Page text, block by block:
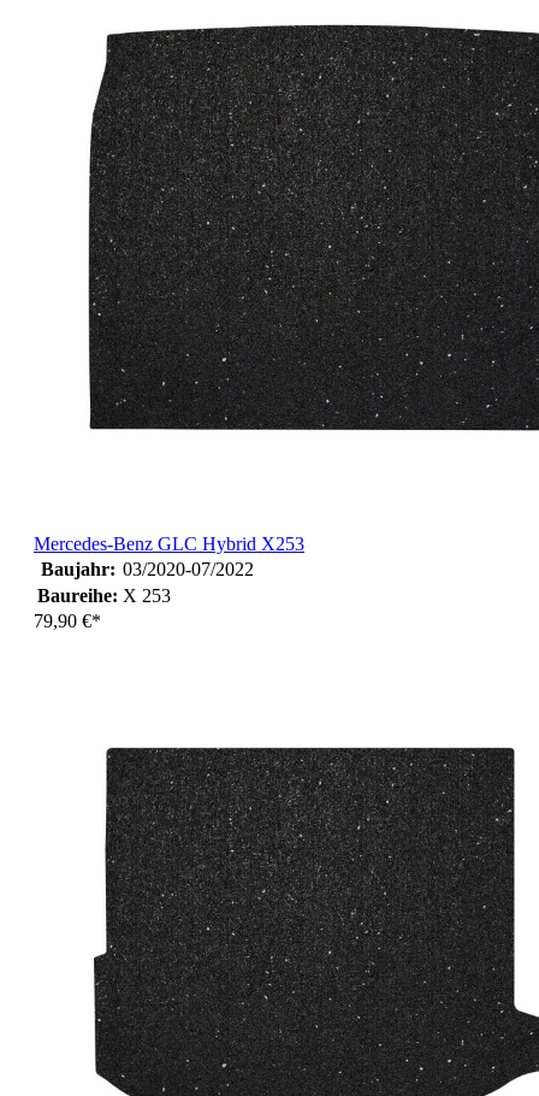
Mercedes-Benz GLC Hybrid X253
Baujahr: 03/2020-07/2022
Baureihe: X 253
79,90 €*